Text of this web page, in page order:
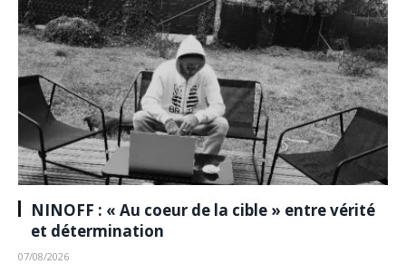
NINOFF : « Au coeur de la cible » entre vérité
et détermination
07/08/2026